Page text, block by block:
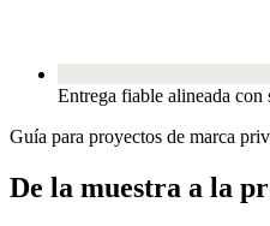
Entrega fiable alineada con
Guía para proyectos de marca
De la muestra a la